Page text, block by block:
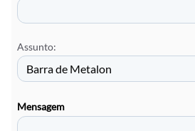
Assunto:
Mensagem